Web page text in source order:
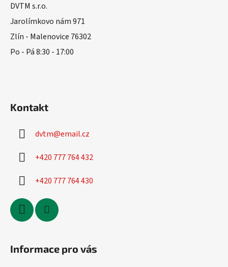
DVTM s.r.o.
Jarolímkovo nám 971
Zlín - Malenovice 76302
Po - Pá 8:30 - 17:00
Kontakt
dvtm@email.cz
+420 777 764 432
+420 777 764 430
Informace pro vás